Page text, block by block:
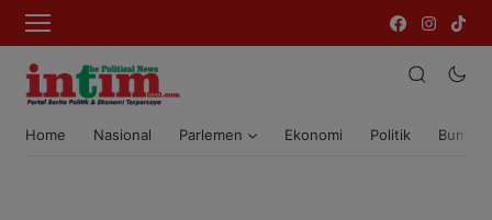
Home Nasional Parlemen Ekonomi Politik Bumi